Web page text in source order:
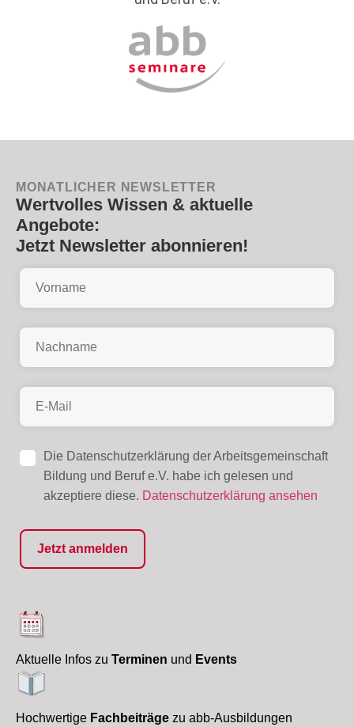
MONATLICHER NEWSLETTER
Wertvolles Wissen & aktuelle
Angebote:
Jetzt Newsletter abonnieren!
Die Datenschutzerklärung der Arbeitsgemeinschaft
Bildung und Beruf e.V. habe ich gelesen und
akzeptiere diese. Datenschutzerklärung ansehen
Aktuelle Infos zu Terminen und Events
Hochwertige Fachbeiträge zu abb-Ausbildungen